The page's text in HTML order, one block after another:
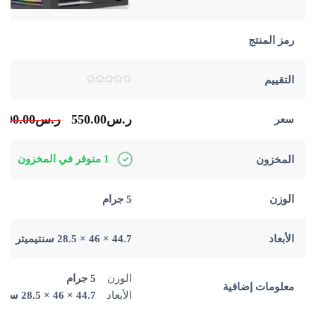
رمز المنتج
التقييم
من
سعر ر.س600.00 ر.س550.00
المخزون 1 متوفر في المخزون
الوزن
الأبعاد 44.7 × 46 × 28.5 سنتيميتر
معلومات إضافية
الوزن
الأبعاد
44.7 × 46 × 28.5 سنتيميتر